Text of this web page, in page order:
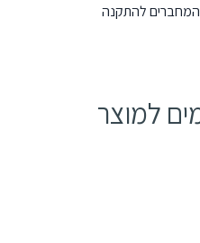
להתקנה
למוצר